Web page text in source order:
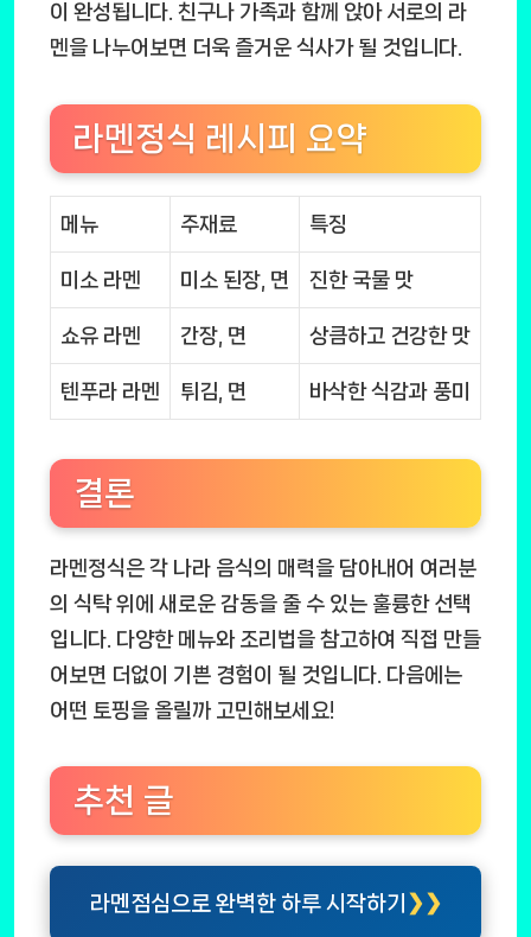
이 완성됩니다. 친구나 가족과 함께 앉아 서로의 라
멘을 나누어보면 더욱 즐거운 식사가 될 것입니다.
라멘정식 레시피 요약
메뉴 주재료 특징
미소 라멘 미소 된장, 면 진한 국물 맛
쇼유 라멘 간장, 면 상큼하고 건강한 맛
텐푸라 라멘 튀김, 면 바삭한 식감과 풍미
결론
라멘정식은 각 나라 음식의 매력을 담아내어 여러분
의 식탁 위에 새로운 감동을 줄 수 있는 훌륭한 선택
입니다. 다양한 메뉴와 조리법을 참고하여 직접 만들
어보면 더없이 기쁜 경험이 될 것입니다. 다음에는
어떤 토핑을 올릴까 고민해보세요!
추천 글
라멘점심으로 완벽한 하루 시작하기